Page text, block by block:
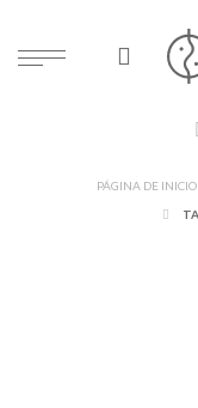
PÁGINA DE INICIO